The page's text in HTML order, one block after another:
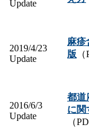
Update
2019/4/23
Update
麻疹
版
2016/6/3
Update
都道
に関
（